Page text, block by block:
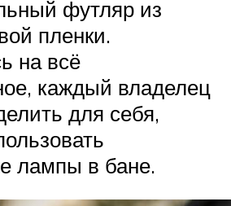
футляр из
пленки.
на всё
каждый владелец
для себя,
лампы в бане.